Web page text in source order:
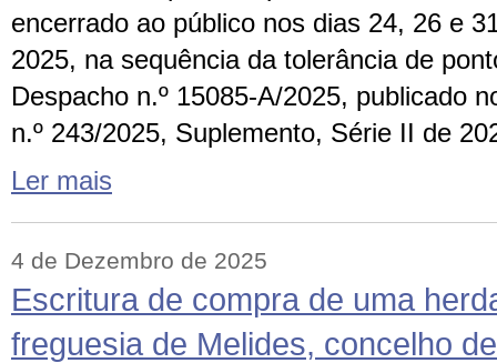
encerrado ao público nos dias 24, 26 e
2025, na sequência da tolerância de
Despacho n.º 15085-A/2025, publicado
n.º 243/2025, Suplemento, Série II de
Ler mais
4 de Dezembro de 2025
Escritura de compra de uma
freguesia de Melides, concelho